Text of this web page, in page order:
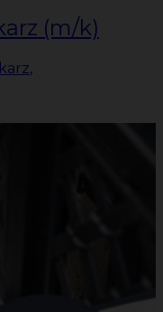
(m/k)
,